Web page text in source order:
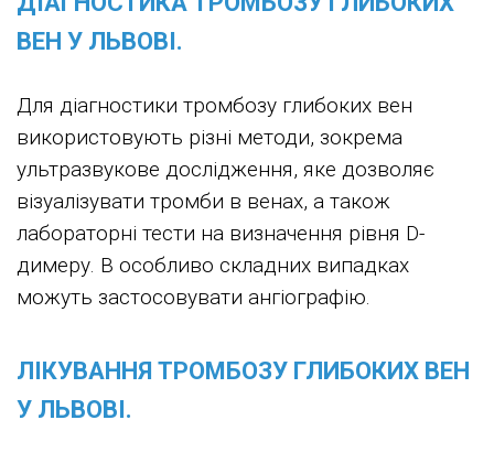
ВЕН У ЛЬВОВІ.
Для діагностики тромбозу глибоких вен
використовують різні методи, зокрема
ультразвукове дослідження, яке дозволяє
візуалізувати тромби в венах, а також
лабораторні тести на визначення рівня D-
димеру. В особливо складних випадках
можуть застосовувати ангіографію.
ЛІКУВАННЯ ТРОМБОЗУ ГЛИБОКИХ ВЕН
У ЛЬВОВІ.